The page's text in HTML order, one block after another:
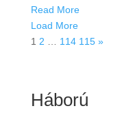
Read More
Load More
1 2 114 115 »
Háború